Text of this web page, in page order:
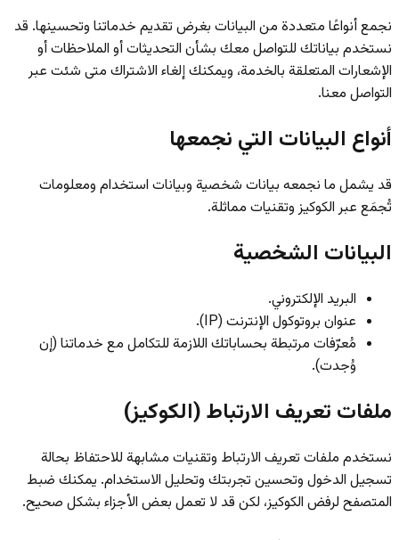
نجمع أنواعًا متعددة من البيانات بغرض تقديم خدماتنا وتحسينها. قد
نستخدم بياناتك للتواصل معك بشأن التحديثات أو الملاحظات أو
الإشعارات المتعلقة بالخدمة، ويمكنك إلغاء الاشتراك متى شئت عبر
التواصل معنا.
أنواع البيانات التي نجمعها
قد يشمل ما نجمعه بيانات شخصية وبيانات استخدام ومعلومات
تُجمَع عبر الكوكيز وتقنيات مماثلة.
البيانات الشخصية
البريد الإلكتروني.
عنوان بروتوكول الإنترنت (IP).
مُعرّفات مرتبطة بحساباتك اللازمة للتكامل مع خدماتنا (إن
وُجدت).
ملفات تعريف الارتباط (الكوكيز)
نستخدم ملفات تعريف الارتباط وتقنيات مشابهة للاحتفاظ بحالة
تسجيل الدخول وتحسين تجربتك وتحليل الاستخدام. يمكنك ضبط
المتصفح لرفض الكوكيز، لكن قد لا تعمل بعض الأجزاء بشكل صحيح.